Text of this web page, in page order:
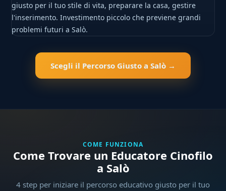
giusto per il tuo stile di vita, preparare la casa, gestire
l'inserimento. Investimento piccolo che previene grandi
problemi futuri a Salò.
Scegli il Percorso Giusto a Salò →
COME FUNZIONA
Come Trovare un Educatore Cinofilo
a Salò
4 step per iniziare il percorso educativo giusto per il tuo